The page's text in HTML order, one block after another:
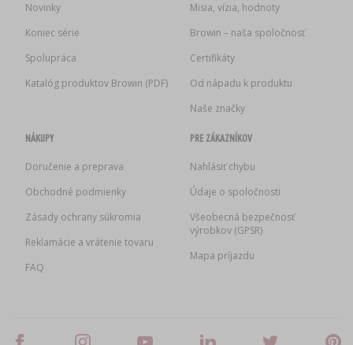
Novinky
Koniec série
Spolupráca
Katalóg produktov Browin (PDF)
Misia, vízia, hodnoty
Browin – naša spoločnosť
Certifikáty
Od nápadu k produktu
Naše značky
NÁKUPY
Doručenie a preprava
Obchodné podmienky
Zásady ochrany súkromia
Reklamácie a vrátenie tovaru
FAQ
PRE ZÁKAZNÍKOV
Nahlásiť chybu
Údaje o spoločnosti
Všeobecná bezpečnosť
výrobkov (GPSR)
Mapa príjazdu